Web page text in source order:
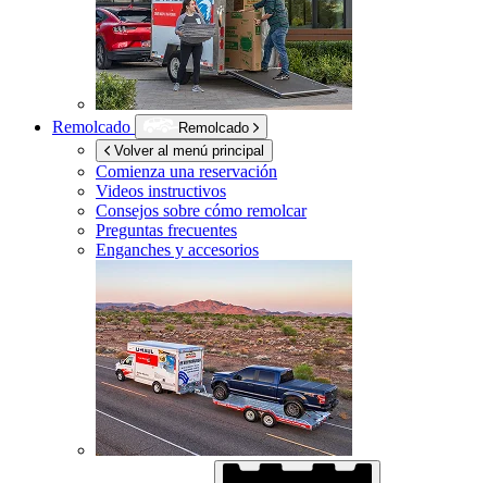
Remolcado
Remolcado
Volver al menú principal
Comienza una reservación
Videos instructivos
Consejos sobre cómo remolcar
Preguntas frecuentes
Enganches y accesorios